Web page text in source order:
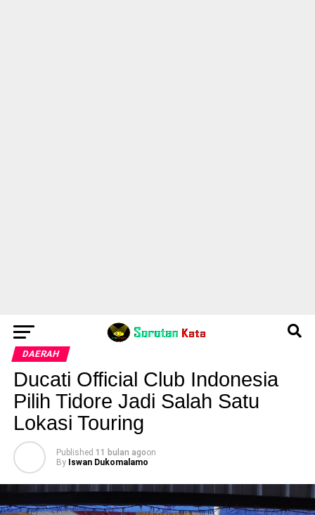
DAERAH
Ducati Official Club Indonesia
Pilih Tidore Jadi Salah Satu
Lokasi Touring
Published 11 bulan agoon
By Iswan Dukomalamo